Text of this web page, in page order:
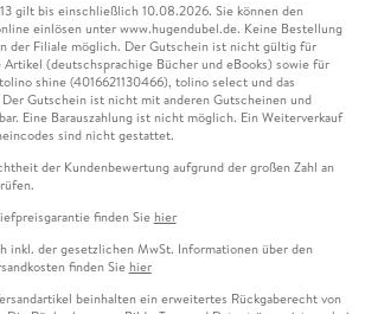
gilt bis einschließlich 10.08.2026. Sie können den
einlösen unter www.hugendubel.de. Keine Bestellung
der Filiale möglich. Der Gutschein ist nicht gültig für
(deutschsprachige Bücher und eBooks) sowie für
shine (4016621130466), tolino select und das
Gutschein ist nicht mit anderen Gutscheinen und
Eine Barauszahlung ist nicht möglich. Ein Weiterverkauf
sind nicht gestattet.
der Kundenbewertung aufgrund der großen Zahl an
finden Sie hier
inkl. der gesetzlichen MwSt. Informationen über den
finden Sie hier
beinhalten ein erweitertes Rückgaberecht von